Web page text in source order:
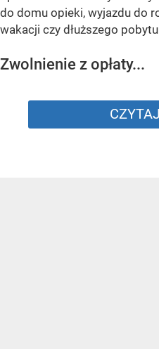
do domu opieki, wyjazdu do
wakacji czy dłuższego
Zwolnienie z opłaty...